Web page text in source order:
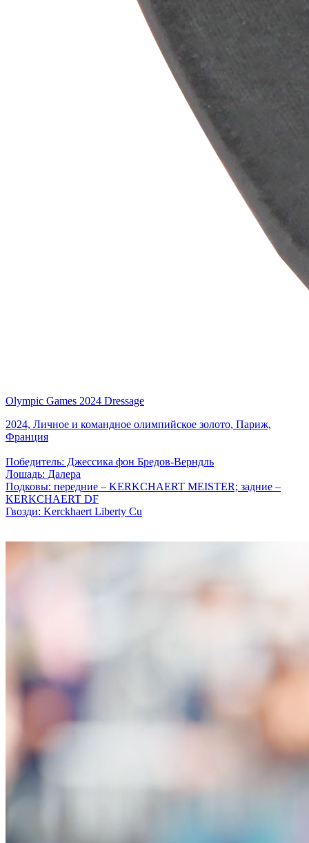
Olympic Games 2024 Dressage
2024, Личное и командное олимпийское золото, Париж,
Франция
Победитель: Джессика фон Бредов-Верндль
Лошадь: Далера
Подковы: передние – KERKCHAERT MEISTER; задние –
KERKCHAERT DF
Гвозди: Kerckhaert Liberty Cu